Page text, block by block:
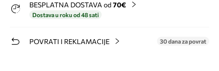
BESPLATNA DOSTAVA od 70€
Dostava u roku od 48 sati
POVRATI I REKLAMACIJE 30 dana za povrat